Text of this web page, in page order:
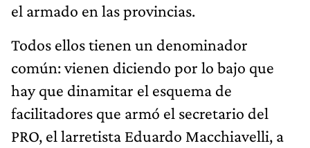
el armado en las provincias.
Todos ellos tienen un denominador
común: vienen diciendo por lo bajo que
hay que dinamitar el esquema de
facilitadores que armó el secretario del
PRO, el larretista Eduardo Macchiavelli, a